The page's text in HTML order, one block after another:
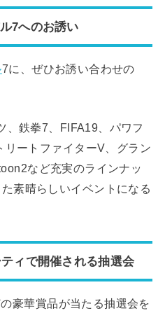
7へのお誘い
7に、ぜひお誘い合わせの
、鉄拳7、FIFA19、パワフ
リートファイターV、グラン
など充実のラインナッ
素晴らしいイベントになる
ィで開催される抽選会
豪華賞品が当たる抽選会を